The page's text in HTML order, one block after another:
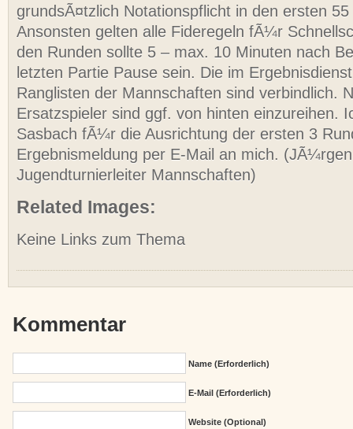
grundsÃ¤tzlich Notationspflicht in den ersten
Ansonsten gelten alle Fideregeln fÃ¼r
den Runden sollte 5 – max. 10 Minuten nach
letzten Partie Pause sein. Die im
Ranglisten der Mannschaften sind verbindlich.
Ersatzspieler sind ggf. von hinten einzureihen.
Sasbach fÃ¼r die Ausrichtung der ersten 3
Ergebnismeldung per E-Mail an mich.
Jugendturnierleiter Mannschaften)
Related Images:
Keine Links zum Thema
Kommentar
Name (erforderlich)
E-Mail (erforderlich)
Website (Optional)